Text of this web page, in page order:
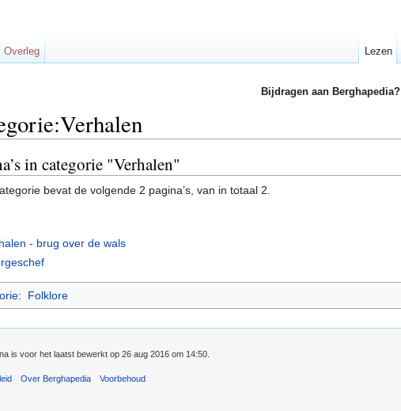
Bijdragen aan Berghapedia?
in categorie "Verhalen"
bevat de volgende 2 pagina’s, van in totaal 2.
- brug over de wals
: Folklore
Overleg Lezen
is voor het laatst bewerkt op 26 aug 2016 om 14:50.
Over Berghapedia Voorbehoud